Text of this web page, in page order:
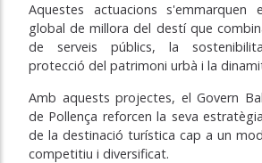
Aquestes actuacions s'emmarquen
global de millora del destí que
de serveis públics, la
protecció del patrimoni urbà i la
Amb aquests projectes, el Govern
de Pollença reforcen la seva
de la destinació turística cap a un
competitiu i diversificat.